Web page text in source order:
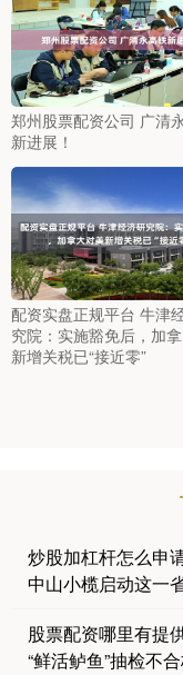
郑州股票配资公司 广清
新进展！
配资实盘正规平台 牛津
究院：实施豁免后，加
新增关税已“接近零”
炒股加杠杆怎么申
中山小榄启动这一
股票配资哪里有提
“鲜活鲈鱼”抽检不